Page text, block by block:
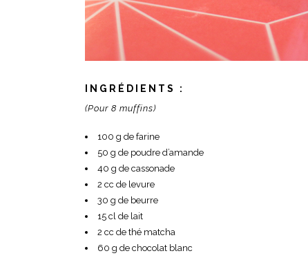
INGRÉDIENTS :
(Pour 8 muffins)
100 g de farine
50 g de poudre d’amande
40 g de cassonade
2 cc de levure
30 g de beurre
15 cl de lait
2 cc de thé matcha
60 g de chocolat blanc